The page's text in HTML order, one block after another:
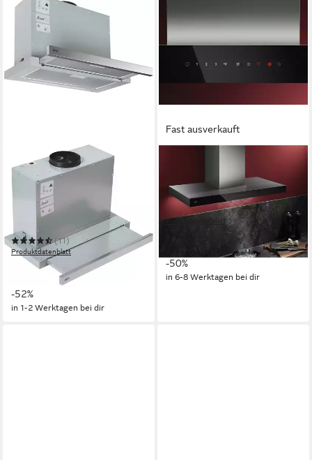
Flachschirmhaube
DPS3640AM
68dB(A) Betriebsgeräusch
LED-Leuchtstreifen
Beleuchtung
Bedienelemente
(11)
Produktdatenblatt
278,96 €
579,00 €
mtl. in 24 Raten
-52%
in 1-2 Werktagen bei dir
Fast ausverkauft
75dB(A)
Betriebsgeräusch
LED-Leuchtstreifen Beleuchtung
Touch-Bedienung Bedienelemente
Produktdatenblatt
989,00 €
mtl. in 36 Raten
-50%
in 6-8 Werktagen bei dir